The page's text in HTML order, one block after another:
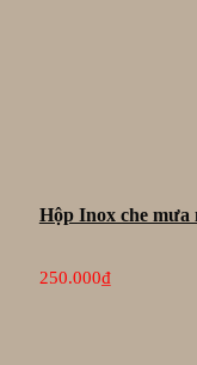
Hộp Inox che mưa
250.000₫